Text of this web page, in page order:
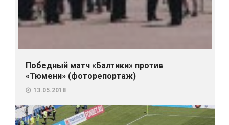
Победный матч «Балтики» против
«Тюмени» (фоторепортаж)
13.05.2018